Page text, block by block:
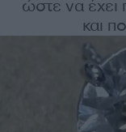
ώστε να
και